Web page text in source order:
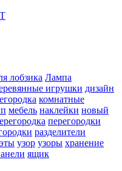
лобзика Лампа
игрушки дизайн
комнатные
мебель наклейки новый
перегородки
разделители
узор узоры хранение
ящик